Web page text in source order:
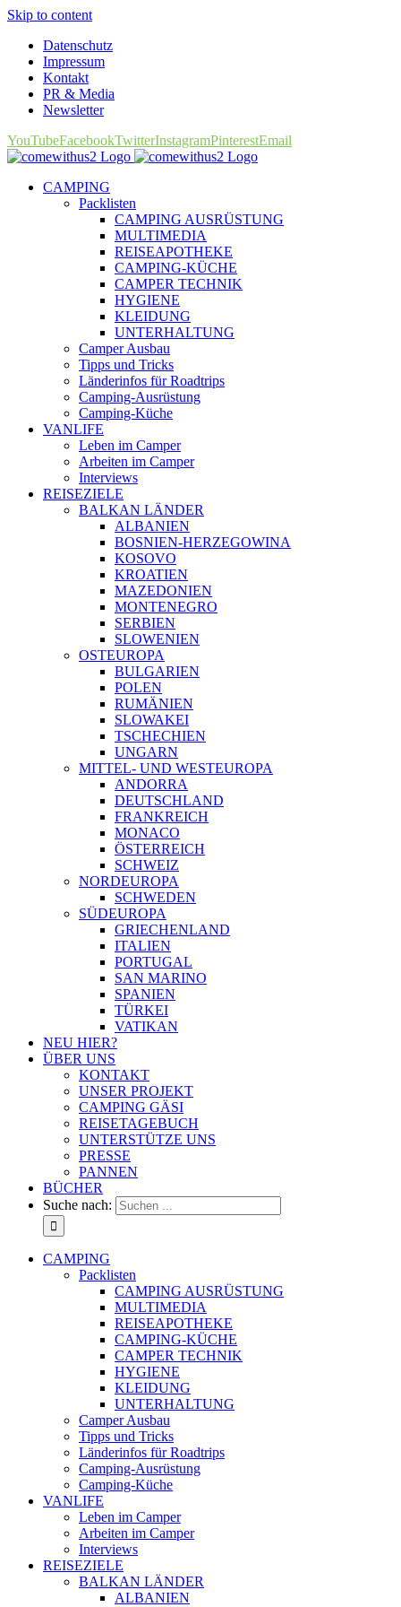
Skip to content
Datenschutz
Impressum
Kontakt
PR & Media
Newsletter
YouTubeFacebookTwitterInstagramPinterestEmail
CAMPING
Packlisten
CAMPING AUSRÜSTUNG
MULTIMEDIA
REISEAPOTHEKE
CAMPING-KÜCHE
CAMPER TECHNIK
HYGIENE
KLEIDUNG
UNTERHALTUNG
Camper Ausbau
Tipps und Tricks
Länderinfos für Roadtrips
Camping-Ausrüstung
Camping-Küche
VANLIFE
Leben im Camper
Arbeiten im Camper
Interviews
REISEZIELE
BALKAN LÄNDER
ALBANIEN
BOSNIEN-HERZEGOWINA
KOSOVO
KROATIEN
MAZEDONIEN
MONTENEGRO
SERBIEN
SLOWENIEN
OSTEUROPA
BULGARIEN
POLEN
RUMÄNIEN
SLOWAKEI
TSCHECHIEN
UNGARN
MITTEL- UND WESTEUROPA
ANDORRA
DEUTSCHLAND
FRANKREICH
MONACO
ÖSTERREICH
SCHWEIZ
NORDEUROPA
SCHWEDEN
SÜDEUROPA
GRIECHENLAND
ITALIEN
PORTUGAL
SAN MARINO
SPANIEN
TÜRKEI
VATIKAN
NEU HIER?
ÜBER UNS
KONTAKT
UNSER PROJEKT
CAMPING GÄSI
REISETAGEBUCH
UNTERSTÜTZE UNS
PRESSE
PANNEN
BÜCHER
Suche nach:
CAMPING
Packlisten
CAMPING AUSRÜSTUNG
MULTIMEDIA
REISEAPOTHEKE
CAMPING-KÜCHE
CAMPER TECHNIK
HYGIENE
KLEIDUNG
UNTERHALTUNG
Camper Ausbau
Tipps und Tricks
Länderinfos für Roadtrips
Camping-Ausrüstung
Camping-Küche
VANLIFE
Leben im Camper
Arbeiten im Camper
Interviews
REISEZIELE
BALKAN LÄNDER
ALBANIEN